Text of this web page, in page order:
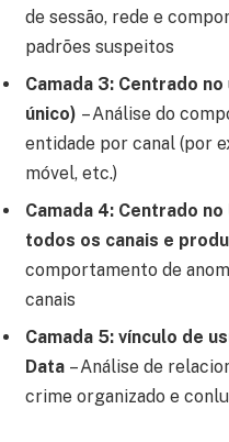
de sessão, rede e
padrões suspeitos
Camada 3: Centrado no
único) – Análise do
entidade por canal (por
móvel, etc.)
Camada 4: Centrado
todos os canais e
comportamento de
canais
Camada 5: vínculo de
Data – Análise de
crime organizado e